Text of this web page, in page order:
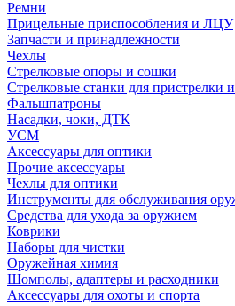
Ремни
Прицельные приспособления и ЛЦУ
Запчасти и принадлежности
Чехлы
Стрелковые опоры и сошки
Стрелковые станки для пристрелки
Фальшпатроны
Насадки, чоки, ДТК
УСМ
Аксессуары для оптики
Прочие аксессуары
Чехлы для оптики
Инструменты для обслуживания
Средства для ухода за оружием
Коврики
Наборы для чистки
Оружейная химия
Шомполы, адаптеры и расходники
Аксессуары для охоты и спорта